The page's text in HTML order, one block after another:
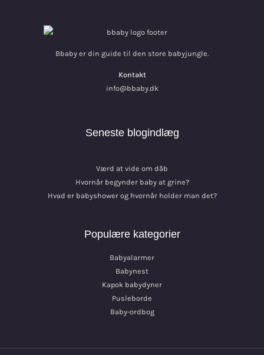
Bbaby er din guide til den store babyjungle.
Kontakt
info@bbaby.dk
Seneste blogindlæg
Værd at vide om dåb
Hvornår begynder baby at grine?
Hvad er babyshower og hvornår holder man det?
Populære kategorier
Babyalarmer
Babynest
Kapok babydyner
Pusleborde
Baby-ordbog